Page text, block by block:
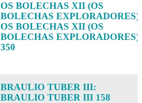
OS BOLECHAS XII (OS
BOLECHAS EXPLORADORES):
OS BOLECHAS XII (OS
BOLECHAS EXPLORADORES)
350
BRAULIO TUBER III:
BRAULIO TUBER III 158